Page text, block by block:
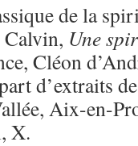
de la
Calvin, Une
Cléon
d’extraits
Aix-en-
X.